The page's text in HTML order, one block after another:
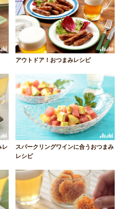
アウトドア！おつまみレシピ
レ
スパークリングワインに合うおつまみ
レシピ